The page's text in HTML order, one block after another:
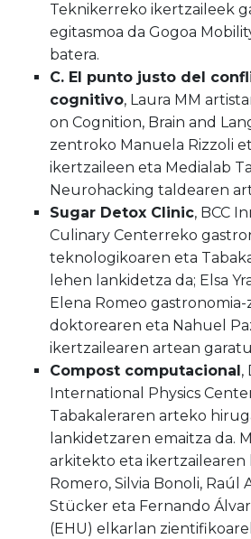
Teknikerreko ikertzaileek
egitasmoa da Gogoa
batera.
C. El punto justo del
cognitivo, Laura MM
on Cognition, Brain and
zentroko Manuela Rizzoli
ikertzaileen eta Medialab
Neurohacking taldearen
Sugar Detox Clinic, BCC
Culinary Centerreko
teknologikoaren eta
lehen lankidetza da; Elsa
Elena Romeo
doktorearen eta Nahuel
ikertzailearen artean
Compost computacional,
International Physics
Tabakaleraren arteko
lankidetzaren emaitza da.
arkitekto eta ikertzailearen
Romero, Silvia Bonoli, Raúl
Stücker eta Fernando
(EHU) elkarlan